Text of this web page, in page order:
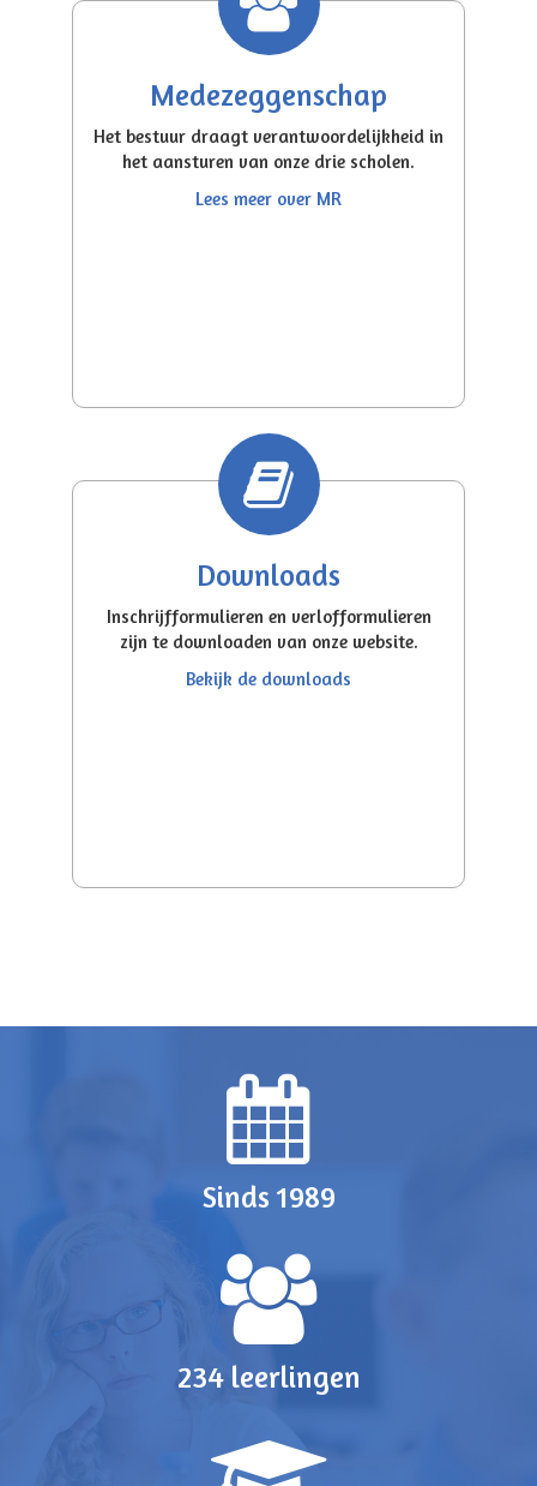
Medezeggenschap
Het bestuur draagt verantwoordelijkheid in
het aansturen van onze drie scholen.
Lees meer over MR
Downloads
Inschrijfformulieren en verlofformulieren
zijn te downloaden van onze website.
Bekijk de downloads
Sinds 1989
234 leerlingen